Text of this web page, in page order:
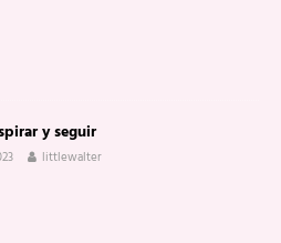
y seguir
littlewalter